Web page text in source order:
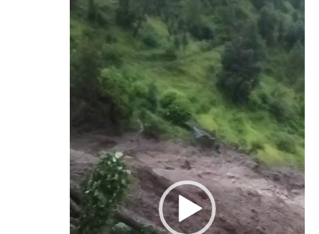
Video
Player